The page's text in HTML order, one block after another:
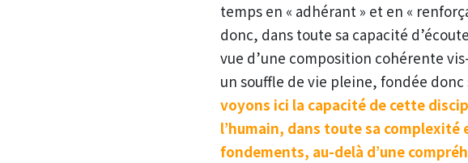
temps en « adhérant » et en «
donc, dans toute sa capacité
vue d’une composition cohérente
un souffle de vie pleine, fondée donc
voyons ici la capacité de cette
l’humain, dans toute sa
fondements, au-delà d’une